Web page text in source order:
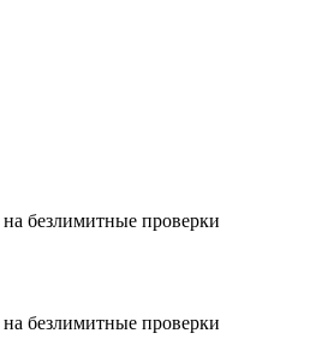
на безлимитные проверки
на безлимитные проверки